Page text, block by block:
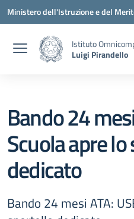
Vai ai contenuti
Vai al menu di navigazione
Vai al footer
Ministero dell'Istruzione e del
Istituto
Luigi Pirandello
Bando 24
Scuola apre
dedicato
Bando 24 mesi ATA: